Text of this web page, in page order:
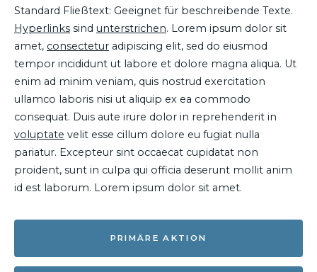
Standard Fließtext: Geeignet für beschreibende Texte.
Hyperlinks sind unterstrichen. Lorem ipsum dolor sit
amet, consectetur adipiscing elit, sed do eiusmod
tempor incididunt ut labore et dolore magna aliqua. Ut
enim ad minim veniam, quis nostrud exercitation
ullamco laboris nisi ut aliquip ex ea commodo
consequat. Duis aute irure dolor in reprehenderit in
voluptate velit esse cillum dolore eu fugiat nulla
pariatur. Excepteur sint occaecat cupidatat non
proident, sunt in culpa qui officia deserunt mollit anim
id est laborum. Lorem ipsum dolor sit amet.
PRIMÄRE AKTION